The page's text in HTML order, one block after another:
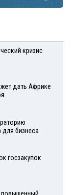
кризис
дать Африке
для бизнеса
госзакупок